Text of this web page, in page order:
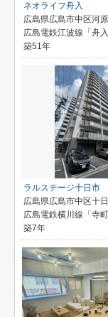
ネオライフ舟入
広島県広島市中区河
広島電鉄江波線「舟
築51年
ラルステージ十日市
広島県広島市中区十
広島電鉄横川線「寺
築7年